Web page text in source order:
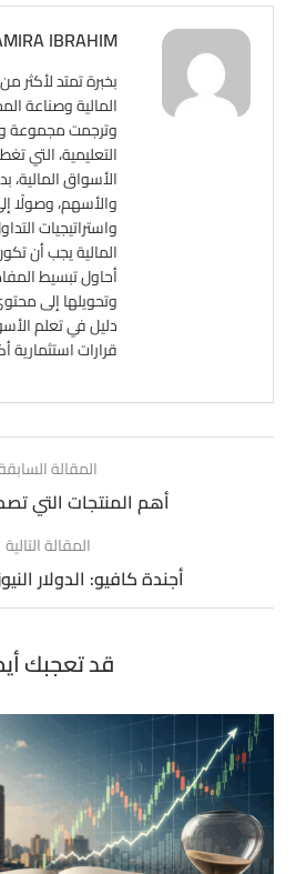
IBRAHIM
المالية وصناعة
وترجمت مجموعة
التعليمية، التي
الأسواق
والأسهم، وصولًا
واستراتيجيات
المالية يجب أن
أحاول تبسيط
وتحويلها إلى
دليل في تعلم
قرارات استثمارية
المقالة
أهم المنتجات التي
المقالة التالية
أجندة كافيو: الدولار
قد تعجبك